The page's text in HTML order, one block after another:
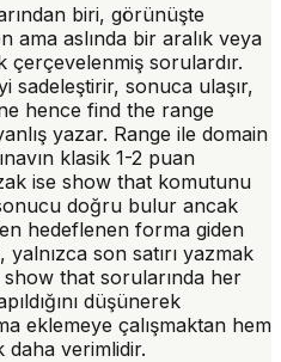
biri, görünüşte
ama aslında bir aralık veya
çerçevelenmiş sorulardır.
sadeleştirir, sonuca ulaşır,
hence find the range
yazar. Range ile domain
klasik 1-2 puan
ise show that komutunu
doğru bulur ancak
hedeflenen forma giden
yalnızca son satırı yazmak
show that sorularında her
düşünerek
eklemeye çalışmaktan hem
daha verimlidir.